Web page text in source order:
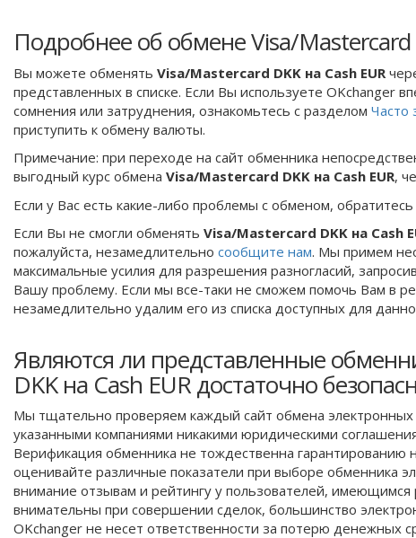
Подробнее об обмене Visa/Mastercard
Вы можете обменять Visa/Mastercard DKK на Cash EUR
представленных в списке. Если Вы используете OKchanger
сомнения или затруднения, ознакомьтесь с разделом Часто
приступить к обмену валюты.
Примечание: при переходе на сайт обменника
выгодный курс обмена Visa/Mastercard DKK на Cash EUR,
Если у Вас есть какие-либо проблемы с обменом,
Если Вы не смогли обменять Visa/Mastercard DKK на Cash
пожалуйста, незамедлительно сообщите нам. Мы примем
максимальные усилия для разрешения разногласий,
Вашу проблему. Если мы все-таки не сможем помочь Вам в
незамедлительно удалим его из списка доступных для
Являются ли представленные
DKK на Cash EUR достаточно
Мы тщательно проверяем каждый сайт обмена
указанными компаниями никакими юридическими
Верификация обменника не тождественна гарантированию
оценивайте различные показатели при выборе обменника
внимание отзывам и рейтингу у пользователей,
внимательны при совершении сделок, большинство
OKchanger не несет ответственности за потерю денежных